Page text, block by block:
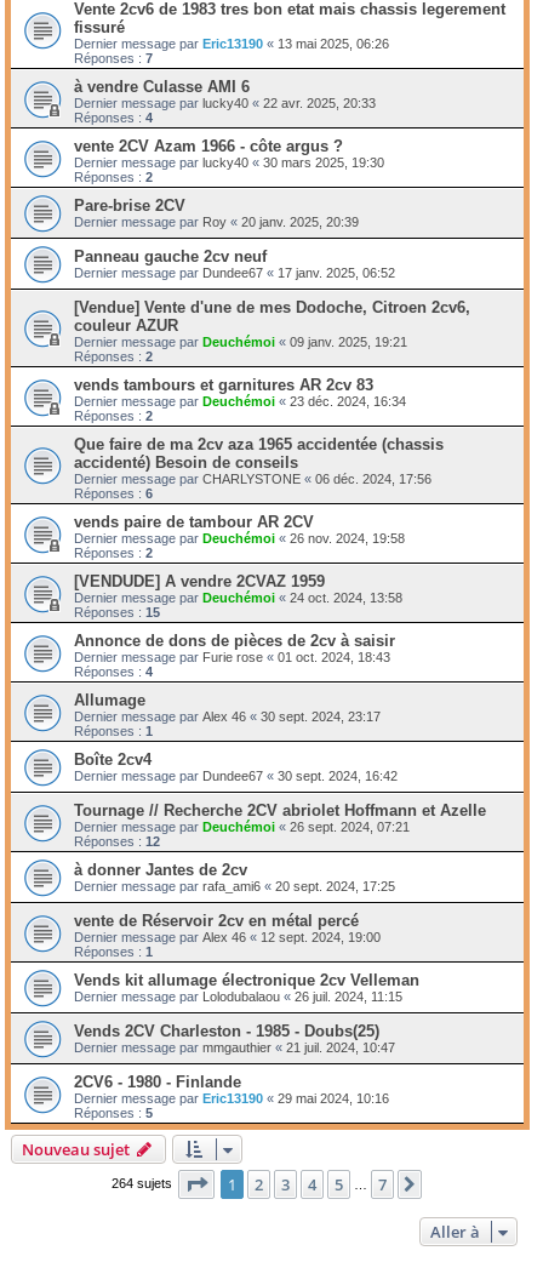
Vente 2cv6 de 1983 tres bon etat mais chassis legerement
fissuré
Dernier message par Eric13190 « 13 mai 2025, 06:26
Réponses : 7
à vendre Culasse AMI 6
Dernier message par lucky40 « 22 avr. 2025, 20:33
Réponses : 4
vente 2CV Azam 1966 - côte argus ?
Dernier message par lucky40 « 30 mars 2025, 19:30
Réponses : 2
Pare-brise 2CV
Dernier message par Roy « 20 janv. 2025, 20:39
Panneau gauche 2cv neuf
Dernier message par Dundee67 « 17 janv. 2025, 06:52
[Vendue] Vente d'une de mes Dodoche, Citroen 2cv6,
couleur AZUR
Dernier message par Deuchémoi « 09 janv. 2025, 19:21
Réponses : 2
vends tambours et garnitures AR 2cv 83
Dernier message par Deuchémoi « 23 déc. 2024, 16:34
Réponses : 2
Que faire de ma 2cv aza 1965 accidentée (chassis
accidenté) Besoin de conseils
Dernier message par CHARLYSTONE « 06 déc. 2024, 17:56
Réponses : 6
vends paire de tambour AR 2CV
Dernier message par Deuchémoi « 26 nov. 2024, 19:58
Réponses : 2
[VENDUDE] A vendre 2CVAZ 1959
Dernier message par Deuchémoi « 24 oct. 2024, 13:58
Réponses : 15
Annonce de dons de pièces de 2cv à saisir
Dernier message par Furie rose « 01 oct. 2024, 18:43
Réponses : 4
Allumage
Dernier message par Alex 46 « 30 sept. 2024, 23:17
Réponses : 1
Boîte 2cv4
Dernier message par Dundee67 « 30 sept. 2024, 16:42
Tournage // Recherche 2CV abriolet Hoffmann et Azelle
Dernier message par Deuchémoi « 26 sept. 2024, 07:21
Réponses : 12
à donner Jantes de 2cv
Dernier message par rafa_ami6 « 20 sept. 2024, 17:25
vente de Réservoir 2cv en métal percé
Dernier message par Alex 46 « 12 sept. 2024, 19:00
Réponses : 1
Vends kit allumage électronique 2cv Velleman
Dernier message par Lolodubalaou « 26 juil. 2024, 11:15
Vends 2CV Charleston - 1985 - Doubs(25)
Dernier message par mmgauthier « 21 juil. 2024, 10:47
2CV6 - 1980 - Finlande
Dernier message par Eric13190 « 29 mai 2024, 10:16
Réponses : 5
Nouveau sujet
264 sujets Page 1sur7
1 2 3 4 5 7
Aller à